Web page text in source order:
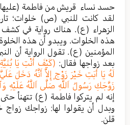
حسد نساء قريش من فاطمة (عليها
لقد كانت للنبي (ص) خلوات؛
الزهراء (ع). هناك رواية في
هذه الخلوات. ويبدو أن هذه
المؤمنين (ع). تقول الرواية
بعد زواجها فقال: (كَيْفَ أَنْتِ يَا
لَهُ يَا أَبَتِ خَيْرَ زَوْجٍ إِلاَّ أَنَّهُ دَخَلَ
زَوَّجَكِ رَسُولُ اَللَّهِ صَلَّى اَللَّهُ عَلَيْهِ
إنه لم يتركوا فاطمة (ع) تتهنأ حتى
وبدل أن يقولوا لها: زواجك زواج
قلن.